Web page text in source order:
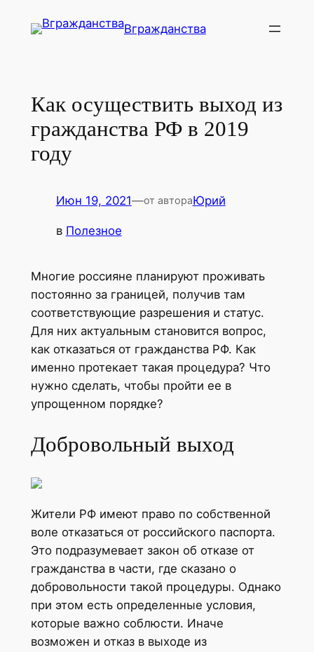
Вгражданства
Как осуществить выход из
гражданства РФ в 2019
году
Июн 19, 2021—от автораЮрий
в Полезное
Многие россияне планируют проживать
постоянно за границей, получив там
соответствующие разрешения и статус.
Для них актуальным становится вопрос,
как отказаться от гражданства РФ. Как
именно протекает такая процедура? Что
нужно сделать, чтобы пройти ее в
упрощенном порядке?
Добровольный выход
Жители РФ имеют право по собственной
воле отказаться от российского паспорта.
Это подразумевает закон об отказе от
гражданства в части, где сказано о
добровольности такой процедуры. Однако
при этом есть определенные условия,
которые важно соблюсти. Иначе
возможен и отказ в выходе из